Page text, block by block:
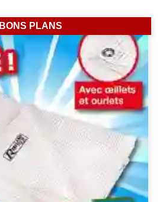
BONS PLANS